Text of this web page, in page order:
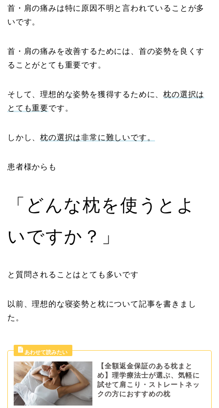
首・肩の痛みは特に原因不明と言われていることが多
いです。
首・肩の痛みを改善するためには、首の姿勢を良くす
ることがとても重要です。
そして、理想的な姿勢を獲得するために、枕の選択は
とても重要です。
しかし、枕の選択は非常に難しいです。
患者様からも
「どんな枕を使うとよ
いですか？」
と質問されることはとても多いです
以前、理想的な寝姿勢と枕について記事を書きまし
た。
【全額返金保証のある枕まと
め】理学療法士が選ぶ、気軽に
試せて肩こり・ストレートネッ
クの方におすすめの枕